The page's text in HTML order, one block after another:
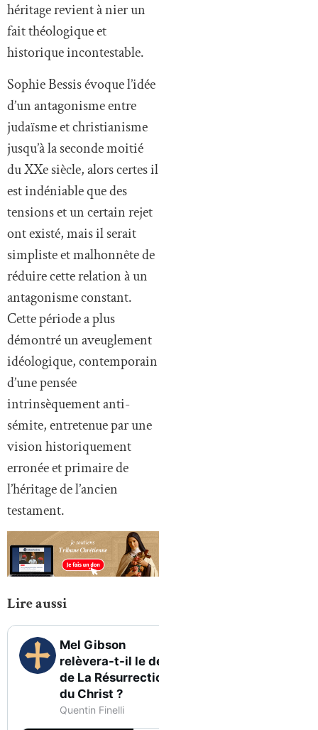
héritage revient à nier un
fait théologique et
historique incontestable.
Sophie Bessis évoque l’idée
d’un antagonisme entre
judaïsme et christianisme
jusqu’à la seconde moitié
du XXe siècle, alors certes il
est indéniable que des
tensions et un certain rejet
ont existé, mais il serait
simpliste et malhonnête de
réduire cette relation à un
antagonisme constant.
Cette période a plus
démontré un aveuglement
idéologique, contemporain
d’une pensée
intrinsèquement anti-
sémite, entretenue par une
vision historiquement
erronée et primaire de
l’héritage de l’ancien
testament.
Lire aussi